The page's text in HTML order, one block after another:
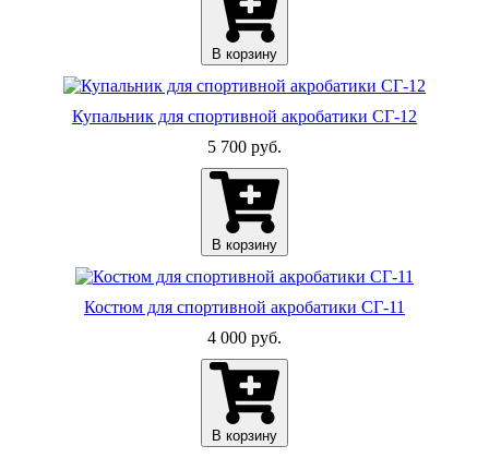
В корзину
Купальник для спортивной акробатики СГ-12
5 700 руб.
В корзину
Костюм для спортивной акробатики СГ-11
4 000 руб.
В корзину